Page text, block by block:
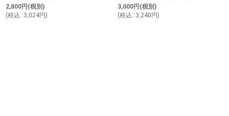
2,800円 (税別)
(税込 : 3,024円)
3,000円 (税別)
(税込 : 3,240 円)